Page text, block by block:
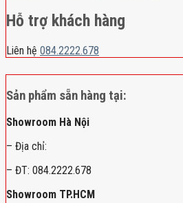
Hỗ trợ khách hàng
Liên hệ 084.2222.678
Sản phẩm sẵn hàng tại:
Showroom Hà Nội
– Địa chỉ:
– ĐT: 084.2222.678
Showroom TP.HCM